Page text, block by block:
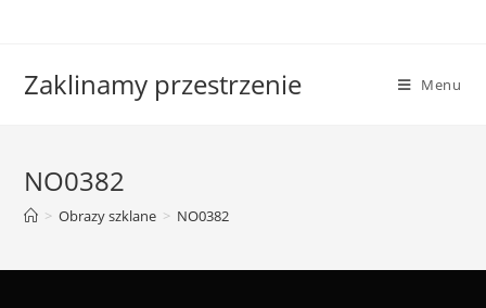
Zaklinamy przestrzenie Menu
NO0382
> Obrazy szklane > NO0382